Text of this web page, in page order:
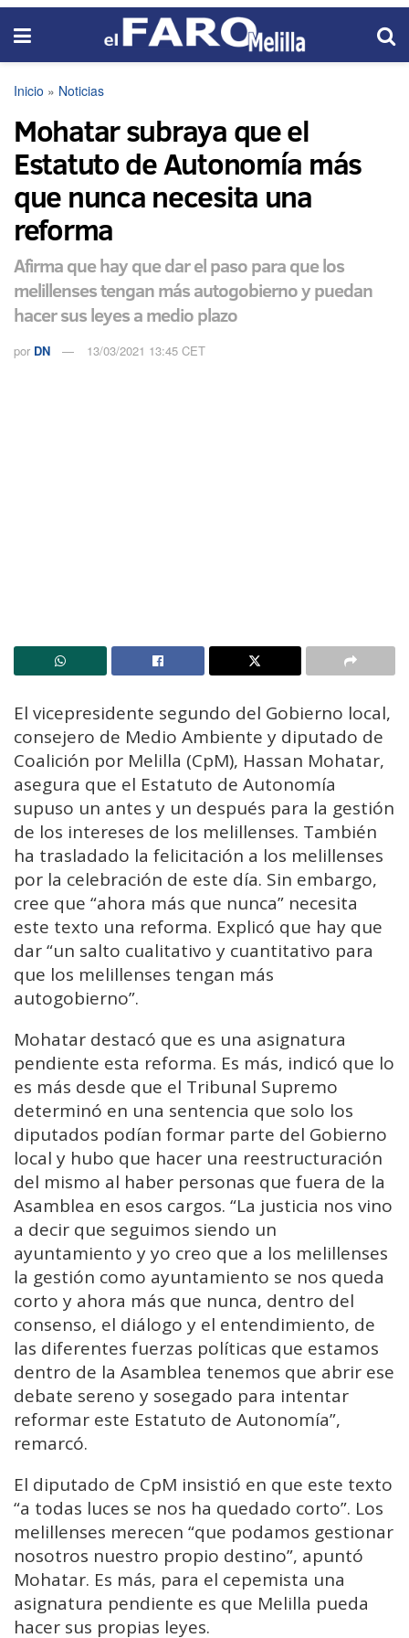
Inicio » Noticias
Mohatar subraya que el
Estatuto de Autonomía más
que nunca necesita una
reforma
Afirma que hay que dar el paso para que los
melillenses tengan más autogobierno y puedan
hacer sus leyes a medio plazo
por DN 13/03/2021 13:45 CET
El vicepresidente segundo del Gobierno local,
consejero de Medio Ambiente y diputado de
Coalición por Melilla (CpM), Hassan Mohatar,
asegura que el Estatuto de Autonomía
supuso un antes y un después para la gestión
de los intereses de los melillenses. También
ha trasladado la felicitación a los melillenses
por la celebración de este día. Sin embargo,
cree que “ahora más que nunca” necesita
este texto una reforma. Explicó que hay que
dar “un salto cualitativo y cuantitativo para
que los melillenses tengan más
autogobierno”.
Mohatar destacó que es una asignatura
pendiente esta reforma. Es más, indicó que lo
es más desde que el Tribunal Supremo
determinó en una sentencia que solo los
diputados podían formar parte del Gobierno
local y hubo que hacer una reestructuración
del mismo al haber personas que fuera de la
Asamblea en esos cargos. “La justicia nos vino
a decir que seguimos siendo un
ayuntamiento y yo creo que a los melillenses
la gestión como ayuntamiento se nos queda
corto y ahora más que nunca, dentro del
consenso, el diálogo y el entendimiento, de
las diferentes fuerzas políticas que estamos
dentro de la Asamblea tenemos que abrir ese
debate sereno y sosegado para intentar
reformar este Estatuto de Autonomía”,
remarcó.
El diputado de CpM insistió en que este texto
“a todas luces se nos ha quedado corto”. Los
melillenses merecen “que podamos gestionar
nosotros nuestro propio destino”, apuntó
Mohatar. Es más, para el cepemista una
asignatura pendiente es que Melilla pueda
hacer sus propias leyes.